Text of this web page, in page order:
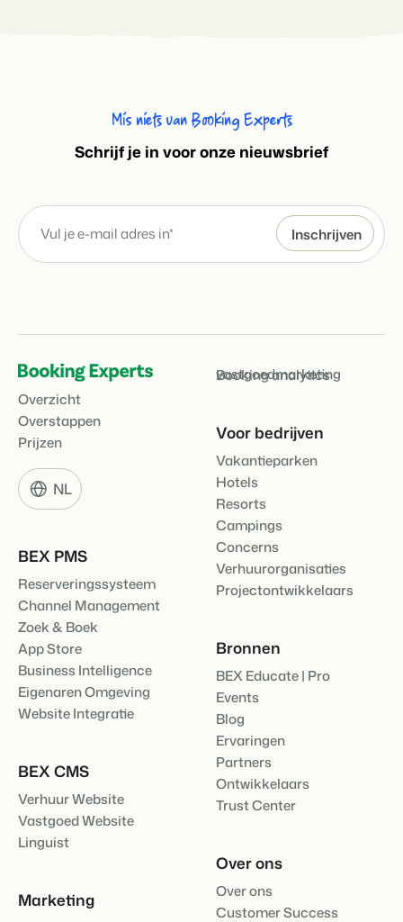
Mis niets van Booking Experts
Schrijf je in voor onze nieuwsbrief
Overzicht
Overstappen
Prijzen
NL
BEX PMS
Reserveringssysteem
Channel Management
Zoek & Boek
App Store
Business Intelligence
Eigenaren Omgeving
Website Integratie
BEX CMS
Verhuur Website
Vastgoed Website
Linguist
Marketing
vastgoedmarketing
Booking analytics
Voor bedrijven
Vakantieparken
Hotels
Resorts
Campings
Concerns
Verhuurorganisaties
Projectontwikkelaars
Bronnen
BEX Educate | Pro
Events
Blog
Ervaringen
Partners
Ontwikkelaars
Trust Center
Over ons
Over ons
Customer Success